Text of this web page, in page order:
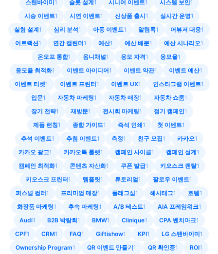
스탠바이미1 슬롯 설계1 시니어 이벤트1 시스템 보안1
시승 이벤트1 시연 이벤트1 신상품 출시1 실시간 운영1
실험 설계1 심리 분석1 아동 이벤트1 알림톡1 어뷰저 대응1
어트랙션1 연간 캘린더1 예산1 예산 배분1 예산 시나리오1
온오프 통합1 옴니채널1 응모 자격1 응모율1
응모율 최적화1 이벤트 아이디어1 이벤트 약관1 이벤트 예산1
이벤트 티켓1 이벤트 프린터1 이벤트 UX1 인스타그램 이벤트1
입문1 자동차 마케팅1 자동차 매장1 자동차 쇼룸1
장기 전략1 재방문1 전시회 마케팅1 정기 캠페인1
제품 런칭1 종합 가이드1 즉석 인쇄1 첫 이벤트1
추석 이벤트1 추첨 이벤트1 측정1 친구 모집1 카카오1
카카오 광고1 카카오톡 룰렛1 캠페인 사이클1 캠페인 설계1
캠페인 최적화1 콘텐츠 자산화1 쿠폰 발급1 키오스크 렌탈1
키오스크 프린터1 템플릿1 튜토리얼1 팔로우 이벤트1
퍼스널 컬러1 프리미엄 매장1 플래그십1 해시태그1 호텔1
화장품 마케팅1 후속 마케팅1 A/B 테스트1 AIA 프레임워크1
Audi1 B2B 박람회1 BMW1 Clinique1 CPA 벤치마크1
CPF1 CRM1 FAQ1 Giftishow1 KPI1 LG 스탠바이미1
Ownership Program1 QR 이벤트 만들기1 QR 확인증1 ROI1